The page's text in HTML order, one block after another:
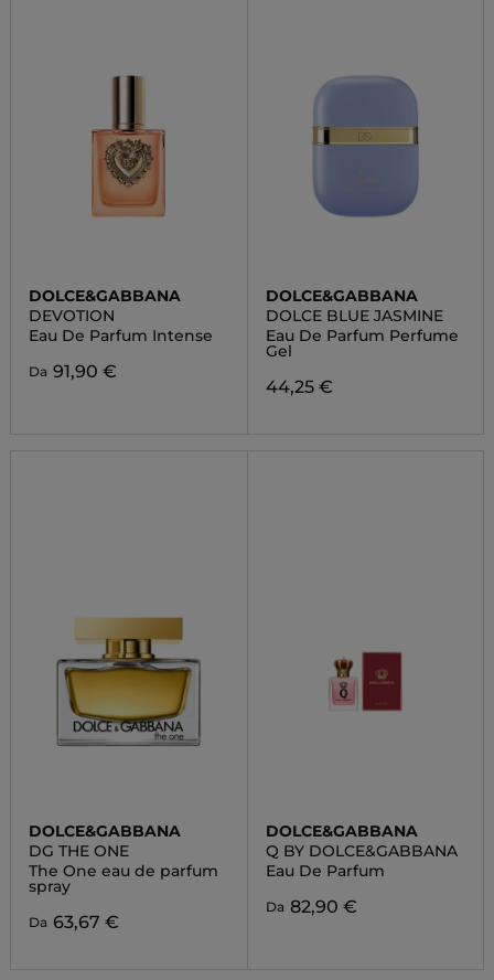
DOLCE&GABBANA
DEVOTION
Eau De Parfum Intense
Da 91,90 €
DOLCE&GABBANA
DOLCE BLUE JASMINE
Eau De Parfum Perfume
Gel
44,25 €
DOLCE&GABBANA
DG THE ONE
The One eau de parfum
spray
Da 63,67 €
DOLCE&GABBANA
Q BY DOLCE&GABBANA
Eau De Parfum
Da 82,90 €